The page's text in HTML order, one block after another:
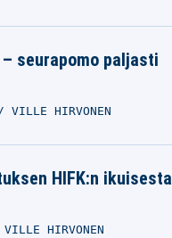
seurapomo paljasti
VILLE HIRVONEN
HIFK:n ikuisesta
VILLE HIRVONEN